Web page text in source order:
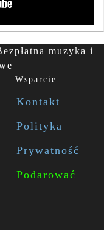
muzyka i
Wsparcie
Kontakt
Polityka
Prywatność
Podarować